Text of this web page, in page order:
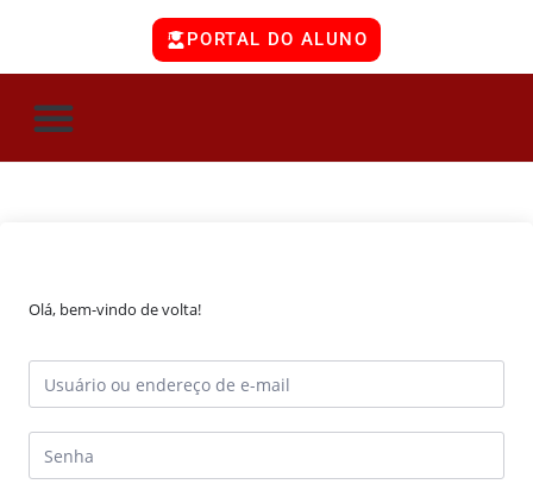
PORTAL DO ALUNO
Olá, bem-vindo de volta!